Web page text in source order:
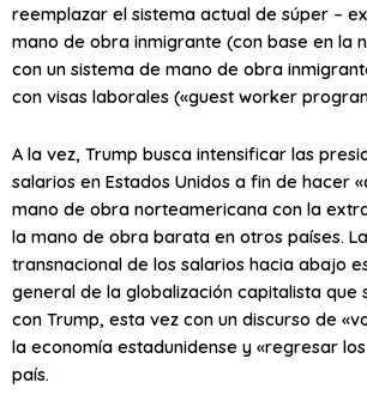
reemplazar el sistema actual de súper –
mano de obra inmigrante (con base en la
con un sistema de mano de obra
con visas laborales («guest worker
A la vez, Trump busca intensificar las
salarios en Estados Unidos a fin de hacer
mano de obra norteamericana con la
la mano de obra barata en otros países.
transnacional de los salarios hacia abajo
general de la globalización capitalista que
con Trump, esta vez con un discurso de
la economía estadunidense y «regresar
país.